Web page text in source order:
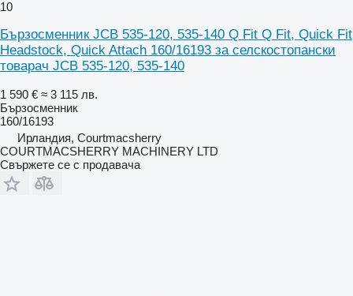
10
Бързосменник JCB 535-120, 535-140 Q Fit Q Fit, Quick Fit
Headstock, Quick Attach 160/16193 за селскостопански
товарач JCB 535-120, 535-140
1 590 € ≈ 3 115 лв.
Бързосменник
160/16193
Ирландия, Courtmacsherry
COURTMACSHERRY MACHINERY LTD
Свържете се с продавача